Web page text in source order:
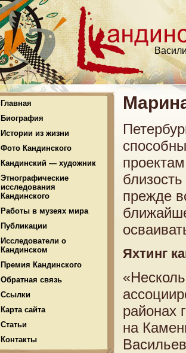
Главная
Биография
Истории из жизни
Фото Кандинского
Кандинский — художник
Этнографические
исследования
Кандинского
Работы в музеях мира
Публикации
Исследователи о
Кандинском
Премия Кандинского
Обратная связь
Ссылки
Карта сайта
Статьи
Контакты
прежде
Яхтинг
районах
на